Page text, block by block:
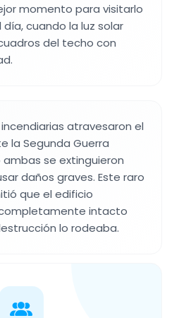
momento para visitarlo
cuando la luz solar
del techo con
atravesaron el
la Segunda Guerra
ambas se extinguieron
daños graves. Este raro
que el edificio
intacto
lo rodeaba.